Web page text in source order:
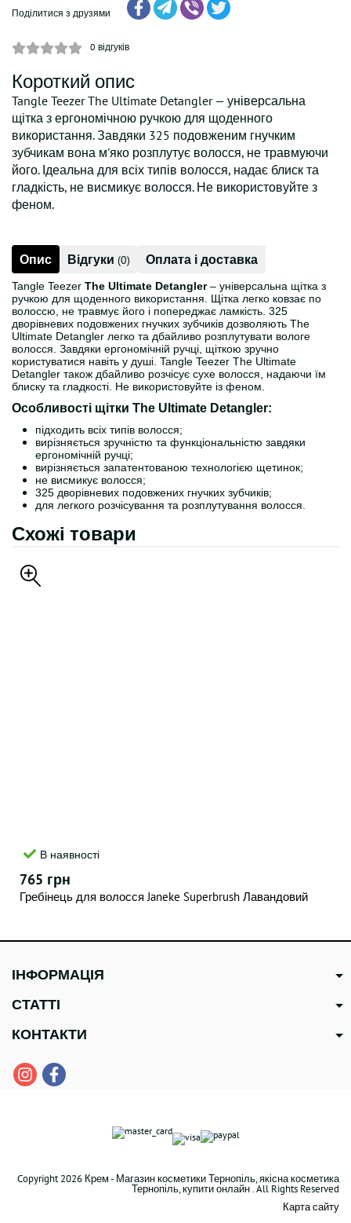
Поділитися з друзями
0 відгуків
Короткий опис
Tangle Teezer The Ultimate Detangler — універсальна
щітка з ергономічною ручкою для щоденного
використання. Завдяки 325 подовженим гнучким
зубчикам вона м'яко розплутує волосся, не травмуючи
його. Ідеальна для всіх типів волосся, надає блиск та
гладкість, не висмикує волосся. Не використовуйте з
феном.
Опис Відгуки (0) Оплата і доставка
Tangle Teezer The Ultimate Detangler– універсальна щітка з
ручкою для щоденного використання. Щітка легко ковзає по
волоссю, не травмує його і попереджає ламкість. 325
дворівневих подовжених гнучких зубчиків дозволяють The
Ultimate Detangler легко та дбайливо розплутувати вологе
волосся. Завдяки ергономічній ручці, щіткою зручно
користуватися навіть у душі. Tangle Teezer The Ultimate
Detangler також дбайливо розчісує сухе волосся, надаючи їм
блиску та гладкості. Не використовуйте із феном.
Особливості щітки The Ultimate Detangler:
підходить всіх типів волосся;
вирізняється зручністю та функціональністю завдяки
ергономічній ручці;
вирізняється запатентованою технологією щетинок;
не висмикує волосся;
325 дворівневих подовжених гнучких зубчиків;
для легкого розчісування та розплутування волосся.
Схожі товари
В наявності
765 грн
Гребінець для волосся Janeke Superbrush Лавандовий
ІНФОРМАЦІЯ
СТАТТІ
КОНТАКТИ
Copyright 2026 Крем - Магазин косметики Тернопіль, якісна косметика
Тернопіль, купити онлайн . All Rights Reserved
Карта сайту